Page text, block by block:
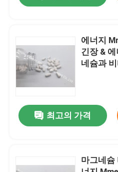
품질 관리
뉴스
경우
IVC 보충교재
에너지
긴장 &
네슘과
최고의 가격
마그네슘